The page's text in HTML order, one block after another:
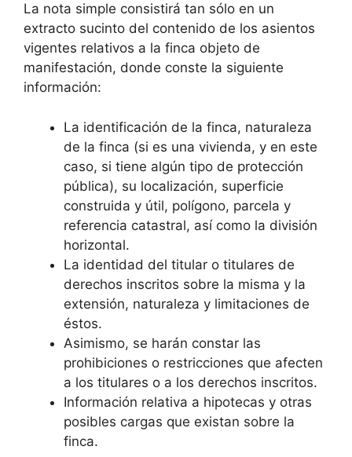
La nota simple consistirá tan sólo en un
extracto sucinto del contenido de los asientos
vigentes relativos a la finca objeto de
manifestación, donde conste la siguiente
información:
La identificación de la finca, naturaleza
de la finca (si es una vivienda, y en este
caso, si tiene algún tipo de protección
pública), su localización, superficie
construida y útil, polígono, parcela y
referencia catastral, así como la división
horizontal.
La identidad del titular o titulares de
derechos inscritos sobre la misma y la
extensión, naturaleza y limitaciones de
éstos.
Asimismo, se harán constar las
prohibiciones o restricciones que afecten
a los titulares o a los derechos inscritos.
Información relativa a hipotecas y otras
posibles cargas que existan sobre la
finca.